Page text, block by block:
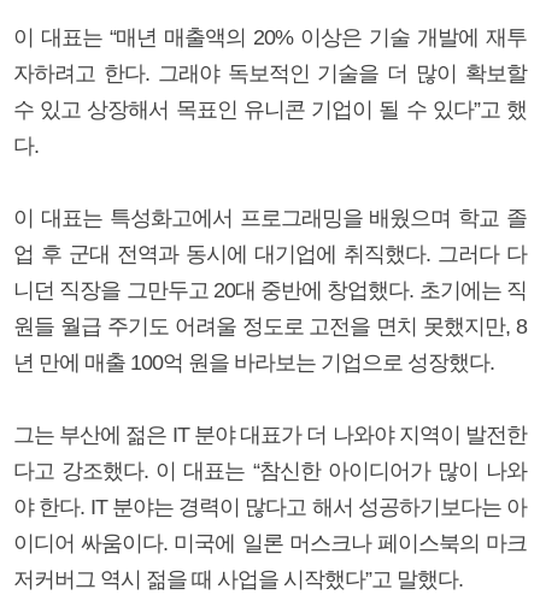
이 대표는 “매년 매출액의 20% 이상은 기술 개발에 재투
자하려고 한다. 그래야 독보적인 기술을 더 많이 확보할
수 있고 상장해서 목표인 유니콘 기업이 될 수 있다”고 했
다.
이 대표는 특성화고에서 프로그래밍을 배웠으며 학교 졸
업 후 군대 전역과 동시에 대기업에 취직했다. 그러다 다
니던 직장을 그만두고 20대 중반에 창업했다. 초기에는 직
원들 월급 주기도 어려울 정도로 고전을 면치 못했지만, 8
년 만에 매출 100억 원을 바라보는 기업으로 성장했다.
그는 부산에 젊은 IT 분야 대표가 더 나와야 지역이 발전한
다고 강조했다. 이 대표는 “참신한 아이디어가 많이 나와
야 한다. IT 분야는 경력이 많다고 해서 성공하기보다는 아
이디어 싸움이다. 미국에 일론 머스크나 페이스북의 마크
저커버그 역시 젊을 때 사업을 시작했다”고 말했다.